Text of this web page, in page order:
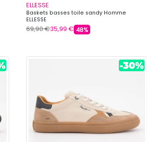
ELLESSE
Baskets basses toile sandy Homme
ELLESSE
69,90 €35,99 € 48%